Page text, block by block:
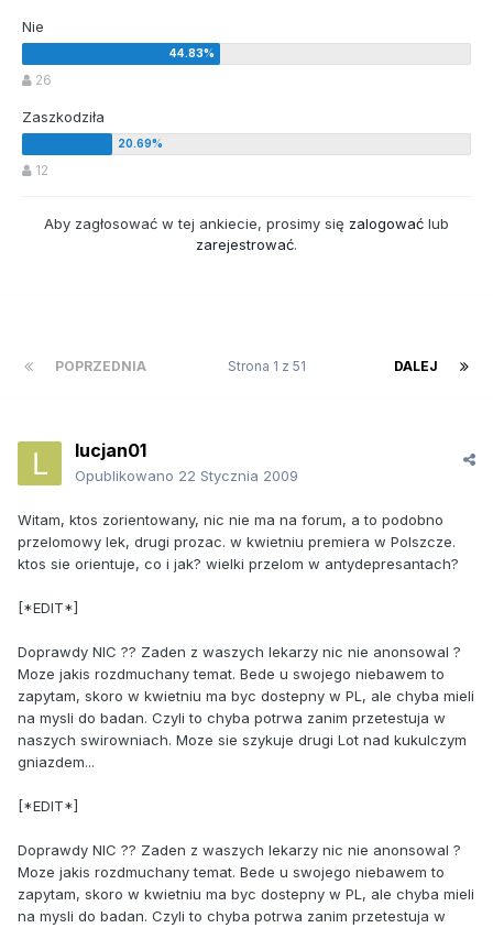
Nie
26
Zaszkodziła
12
Aby zagłosować w tej ankiecie, prosimy się zalogować lub
zarejestrować.
POPRZEDNIA DALEJ
Strona 1 z 51
lucjan01
Opublikowano 22 Stycznia 2009
Witam, ktos zorientowany, nic nie ma na forum, a to podobno
przelomowy lek, drugi prozac. w kwietniu premiera w Polszcze.
ktos sie orientuje, co i jak? wielki przelom w antydepresantach?
[*EDIT*]
Doprawdy NIC ?? Zaden z waszych lekarzy nic nie anonsowal ?
Moze jakis rozdmuchany temat. Bede u swojego niebawem to
zapytam, skoro w kwietniu ma byc dostepny w PL, ale chyba mieli
na mysli do badan. Czyli to chyba potrwa zanim przetestuja w
naszych swirowniach. Moze sie szykuje drugi Lot nad kukulczym
gniazdem...
[*EDIT*]
Doprawdy NIC ?? Zaden z waszych lekarzy nic nie anonsowal ?
Moze jakis rozdmuchany temat. Bede u swojego niebawem to
zapytam, skoro w kwietniu ma byc dostepny w PL, ale chyba mieli
na mysli do badan. Czyli to chyba potrwa zanim przetestuja w